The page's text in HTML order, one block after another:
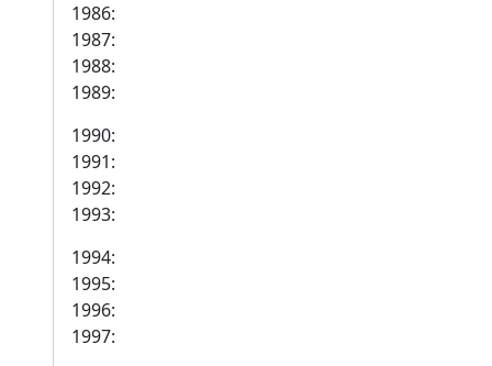
1986:
1987:
1988:
1989:
1990:
1991:
1992:
1993:
1994:
1995:
1996:
1997: